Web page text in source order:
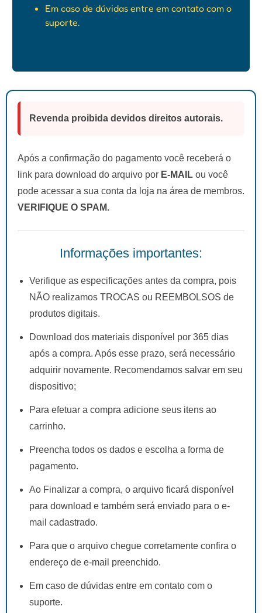
Em caso de dúvidas entre em contato com o
suporte.
Revenda proibida devidos direitos autorais.
Após a confirmação do pagamento você receberá o
link para download do arquivo por E-MAIL ou você
pode acessar a sua conta da loja na área de membros.
VERIFIQUE O SPAM.
Informações importantes:
Verifique as especificações antes da compra, pois
NÃO realizamos TROCAS ou REEMBOLSOS de
produtos digitais.
Download dos materiais disponível por 365 dias
após a compra. Após esse prazo, será necessário
adquirir novamente. Recomendamos salvar em seu
dispositivo;
Para efetuar a compra adicione seus itens ao
carrinho.
Preencha todos os dados e escolha a forma de
pagamento.
Ao Finalizar a compra, o arquivo ficará disponível
para download e também será enviado para o e-
mail cadastrado.
Para que o arquivo chegue corretamente confira o
endereço de e-mail preenchido.
Em caso de dúvidas entre em contato com o
suporte.